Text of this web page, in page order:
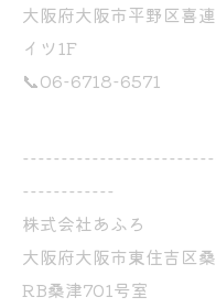
大阪府大阪市平野区喜
イツ1F
📞06-6718-6571
------------
株式会社あふろ
大阪府大阪市東住吉区
RB桑津701号室